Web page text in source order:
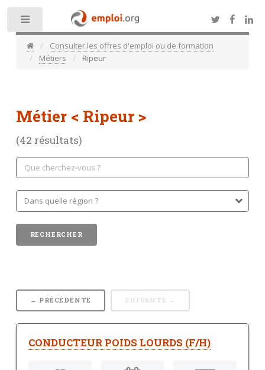
Consulter les offres d'emploi ou de formation
Métiers
Ripeur
Métier < Ripeur >
(42 résultats)
← PRÉCÉDENTE SUIVANTE →
CONDUCTEUR POIDS LOURDS (F/H)
Toggle